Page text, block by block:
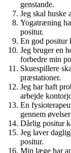
genstande.
Jeg skal huske
Yogatræning
positur.
En god positur
Jeg bruger en
forbedre min
Skuespillere
præstationer.
Jeg har haft
arbejde
En
gennem
Dårlig positur
Jeg laver
positur.
Min læge har